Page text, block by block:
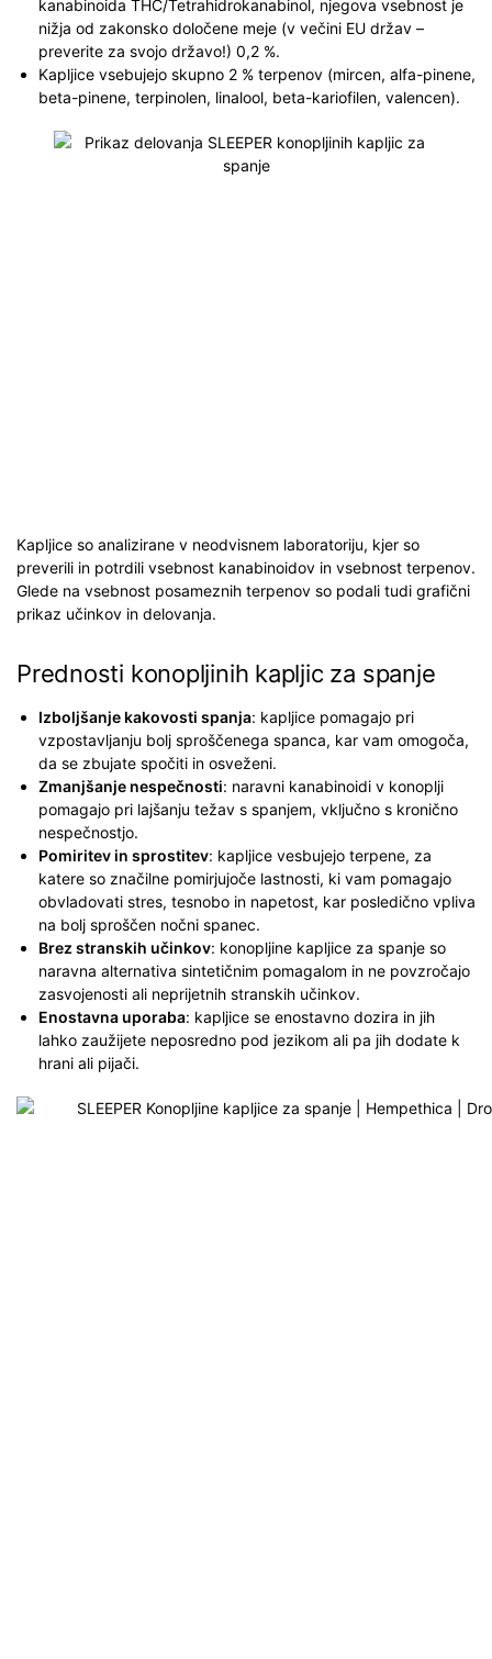
kanabinoida THC/Tetrahidrokanabinol, njegova vsebnost je
nižja od zakonsko določene meje (v večini EU držav –
preverite za svojo državo!) 0,2 %.
Kapljice vsebujejo skupno 2 % terpenov (mircen, alfa-pinene,
beta-pinene, terpinolen, linalool, beta-kariofilen, valencen).
Kapljice so analizirane v neodvisnem laboratoriju, kjer so
preverili in potrdili vsebnost kanabinoidov in vsebnost terpenov.
Glede na vsebnost posameznih terpenov so podali tudi grafični
prikaz učinkov in delovanja.
Prednosti konopljinih kapljic za spanje
Izboljšanje kakovosti spanja: kapljice pomagajo pri
vzpostavljanju bolj sproščenega spanca, kar vam omogoča,
da se zbujate spočiti in osveženi.
Zmanjšanje nespečnosti: naravni kanabinoidi v konoplji
pomagajo pri lajšanju težav s spanjem, vključno s kronično
nespečnostjo.
Pomiritev in sprostitev: kapljice vesbujejo terpene, za
katere so značilne pomirjujoče lastnosti, ki vam pomagajo
obvladovati stres, tesnobo in napetost, kar posledično vpliva
na bolj sproščen nočni spanec.
Brez stranskih učinkov: konopljine kapljice za spanje so
naravna alternativa sintetičnim pomagalom in ne povzročajo
zasvojenosti ali neprijetnih stranskih učinkov.
Enostavna uporaba: kapljice se enostavno dozira in jih
lahko zaužijete neposredno pod jezikom ali pa jih dodate k
hrani ali pijači.